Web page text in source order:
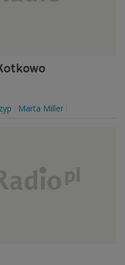
Marta Miller